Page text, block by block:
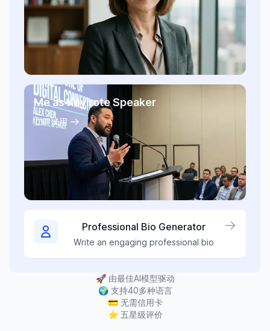
Me as Keynote Speaker
立即试用
Professional Bio Generator
Write an engaging professional bio
🚀 由最佳AI模型驱动
🌍 支持40多种语言
💳 无需信用卡
⭐ 五星级评价